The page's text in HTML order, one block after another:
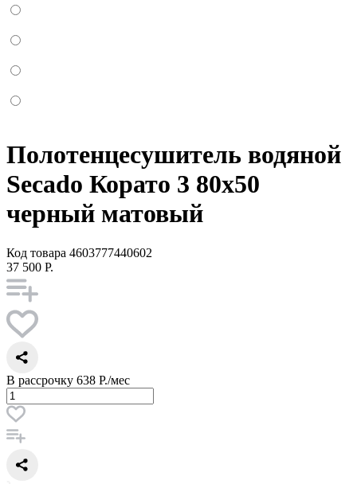
Полотенцесушитель водяной
Secado Корато 3 80x50
черный матовый
Код товара 4603777440602
37 500 Р.
В рассрочку 638 Р./мес